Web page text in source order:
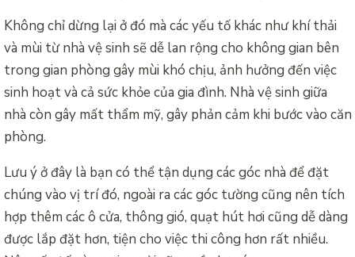
Không chỉ dừng lại ở đó mà các yếu tố khác như khí thải
và mùi từ nhà vệ sinh sẽ dễ lan rộng cho không gian bên
trong gian phòng gây mùi khó chịu, ảnh hưởng đến việc
sinh hoạt và cả sức khỏe của gia đình. Nhà vệ sinh giữa
nhà còn gây mất thẩm mỹ, gây phản cảm khi bước vào căn
phòng.
Lưu ý ở đây là bạn có thể tận dụng các góc nhà để đặt
chúng vào vị trí đó, ngoài ra các góc tường cũng nên tích
hợp thêm các ô cửa, thông gió, quạt hút hơi cũng dễ dàng
được lắp đặt hơn, tiện cho việc thi công hơn rất nhiều.